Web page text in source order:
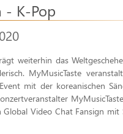
K-Pop
weiterhin das
MyMusicTaste
mit der koreanischen
Video Chat Fansign mit